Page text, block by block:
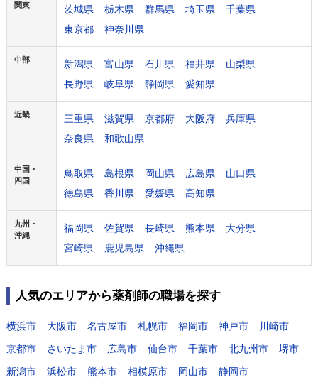
関東 茨城県 栃木県 群馬県 埼玉県
千葉県
東京都
神奈川県
中部 新潟県 富山県 石川県 福井県
山梨県
長野県
岐阜県 静岡県 愛知県
近畿 三重県 滋賀県 京都府 大阪府
兵庫県
奈良県
和歌山県
中国・
四国
鳥取県 島根県 岡山県 広島県
山口県
徳島県
香川県 愛媛県 高知県
九州・
沖縄
福岡県 佐賀県 長崎県 熊本県
大分県
宮崎県
鹿児島県 沖縄県
人気のエリアから薬剤師の職場を探す
横浜市 大阪市 名古屋市 札幌市 福岡市 神戸市
川崎市
京都市
さいたま市 広島市 仙台市 千葉市 北九州市
堺市
新潟市
浜松市 熊本市 相模原市 岡山市 静岡市